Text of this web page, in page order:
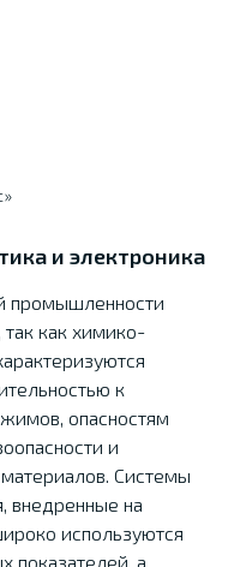
и электроника
промышленности
как химико-
к
опасностям
и
Системы
внедренные на
используются
показателей, а